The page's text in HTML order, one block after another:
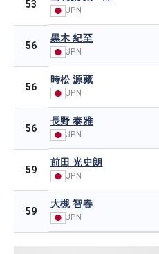
53
JPN
56
黒木 紀至
JPN
56
時松 源藏
JPN
56
長野 泰雅
JPN
59
前田 光史朗
JPN
59
大槻 智春
JPN